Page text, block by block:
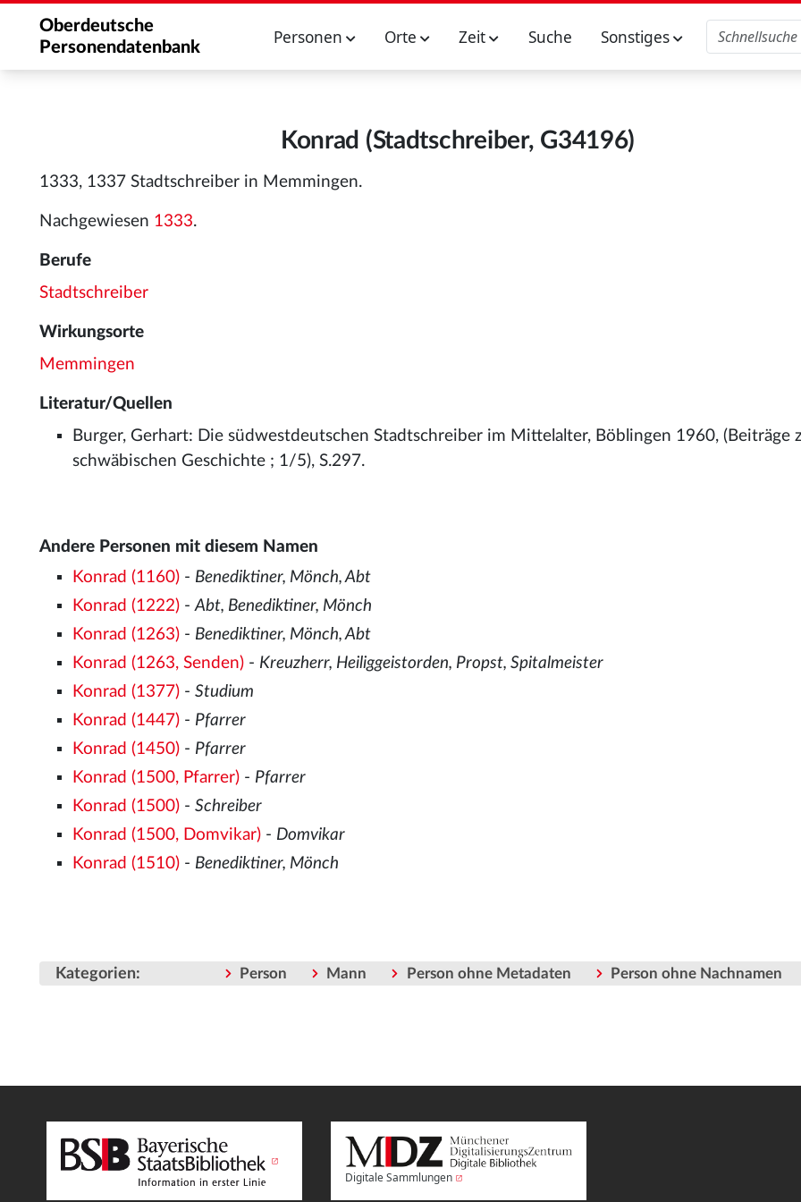
Oberdeutsche
Personendatenbank
Personen Orte Zeit Suche Sonstiges
Konrad (Stadtschreiber, G34196)
1333, 1337 Stadtschreiber in Memmingen.
Nachgewiesen 1333.
Berufe
Stadtschreiber
Wirkungsorte
Memmingen
Literatur/Quellen
Burger, Gerhart: Die südwestdeutschen Stadtschreiber im Mittelalter, Böblingen 1960, (Beiträge
schwäbischen Geschichte ; 1/5), S.297.
Andere Personen mit diesem Namen
Konrad (1160) - Benediktiner, Mönch, Abt
Konrad (1222) -Abt, Benediktiner, Mönch
Konrad (1263) - Benediktiner, Mönch, Abt
Konrad (1263, Senden) - Kreuzherr, Heiliggeistorden, Propst, Spitalmeister
Konrad (1377) -Studium
Konrad (1447) - Pfarrer
Konrad (1450) - Pfarrer
Konrad (1500, Pfarrer) - Pfarrer
Konrad (1500) -Schreiber
Konrad (1500, Domvikar) - Domvikar
Konrad (1510) - Benediktiner, Mönch
Kategorien: Person Mann Person ohne Metadaten Person ohne Nachnamen
Digitale Sammlungen